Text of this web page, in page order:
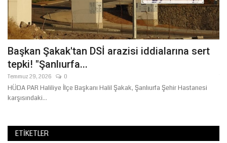
Başkan Şakak'tan DSİ arazisi iddialarına sert
tepki! "Şanlıurfa...
Temmuz 29, 2026 0
HÜDA PAR Haliliye İlçe Başkanı Halil Şakak, Şanlıurfa Şehir Hastanesi
karşısındaki...
ETIKETLER